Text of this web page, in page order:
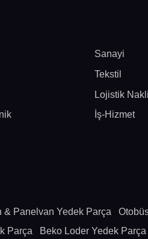
Sanayi
Tekstil
Lojistik
İş-Hizmet
& Panelvan Yedek Parça
Parça Beko Loder Yedek Parça